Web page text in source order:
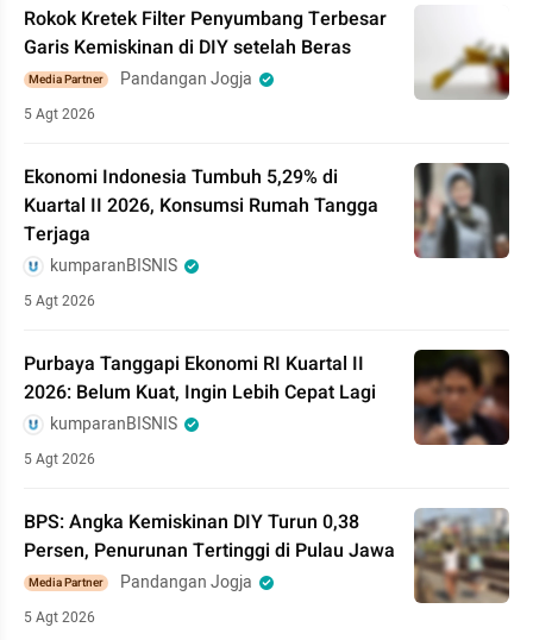
Rokok Kretek Filter Penyumbang Terbesar
Garis Kemiskinan di DIY setelah Beras
Media Partner Pandangan Jogja
5 Agt 2026
Ekonomi Indonesia Tumbuh 5,29% di
Kuartal II 2026, Konsumsi Rumah Tangga
Terjaga
kumparanBISNIS
5 Agt 2026
Purbaya Tanggapi Ekonomi RI Kuartal II
2026: Belum Kuat, Ingin Lebih Cepat Lagi
kumparanBISNIS
5 Agt 2026
BPS: Angka Kemiskinan DIY Turun 0,38
Persen, Penurunan Tertinggi di Pulau Jawa
Media Partner Pandangan Jogja
5 Agt 2026